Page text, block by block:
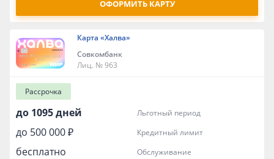
ОФОРМИТЬ КАРТУ
Карта «Халва»
Совкомбанк
Лиц. № 963
Рассрочка
до 1095 дней льготный период
до 500 000 ₽ кредитный лимит
бесплатно обслуживание